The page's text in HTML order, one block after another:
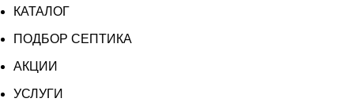
КАТАЛОГ
ПОДБОР СЕПТИКА
АКЦИИ
УСЛУГИ